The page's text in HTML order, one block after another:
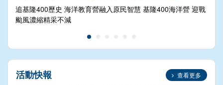
追基隆400歷史 海洋教育營融入原民智慧 基隆400海洋營 迎戰
颱風濃縮精采不減
活動快報 查看更多